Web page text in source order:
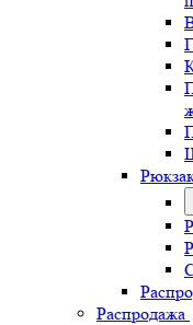
Распродажа